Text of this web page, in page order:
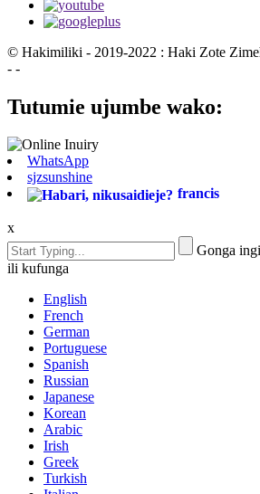
© Hakimiliki - 2019-2022 : Haki Zote
- -
Tutumie ujumbe wako:
WhatsApp
sjzsunshine
francis
x
Gonga
ili kufunga
English
French
German
Portuguese
Spanish
Russian
Japanese
Korean
Arabic
Irish
Greek
Turkish